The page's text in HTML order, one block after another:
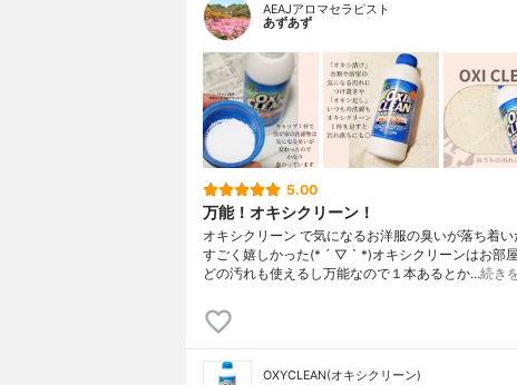
AEAJアロマセラピスト
あずあず
5.00
万能！オキシクリーン！
オキシクリーン で気になるお洋服の臭いが落ち着い
すごく嬉しかった(* ´ ▽ ` *)オキシクリーンはお部
どの汚れも使えるし万能なので１本あるとか…続き
OXYCLEAN(オキシクリーン)